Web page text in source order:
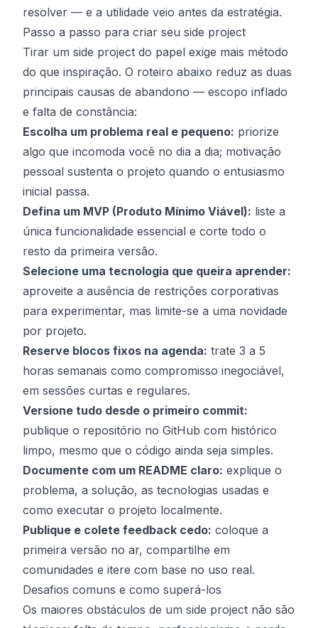
resolver — e a utilidade veio antes da estratégia.
Passo a passo para criar seu side project
Tirar um side project do papel exige mais método
do que inspiração. O roteiro abaixo reduz as duas
principais causas de abandono — escopo inflado
e falta de constância:
Escolha um problema real e pequeno: priorize
algo que incomoda você no dia a dia; motivação
pessoal sustenta o projeto quando o entusiasmo
inicial passa.
Defina um MVP (Produto Mínimo Viável): liste a
única funcionalidade essencial e corte todo o
resto da primeira versão.
Selecione uma tecnologia que queira aprender:
aproveite a ausência de restrições corporativas
para experimentar, mas limite-se a uma novidade
por projeto.
Reserve blocos fixos na agenda: trate 3 a 5
horas semanais como compromisso inegociável,
em sessões curtas e regulares.
Versione tudo desde o primeiro commit:
publique o repositório no GitHub com histórico
limpo, mesmo que o código ainda seja simples.
Documente com um README claro: explique o
problema, a solução, as tecnologias usadas e
como executar o projeto localmente.
Publique e colete feedback cedo: coloque a
primeira versão no ar, compartilhe em
comunidades e itere com base no uso real.
Desafios comuns e como superá-los
Os maiores obstáculos de um side project não são